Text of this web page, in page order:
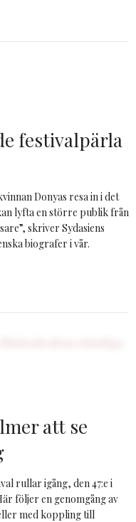
festivalpärla
Donyas resa in i det
lyfta en större publik från
skriver Sydasiens
biografer i vår.
att se
rullar igång, den 47:e i
följer en genomgång av
med koppling till